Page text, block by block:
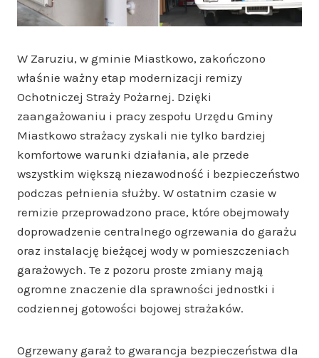
W Zaruziu, w gminie Miastkowo, zakończono
właśnie ważny etap modernizacji remizy
Ochotniczej Straży Pożarnej. Dzięki
zaangażowaniu i pracy zespołu Urzędu Gminy
Miastkowo strażacy zyskali nie tylko bardziej
komfortowe warunki działania, ale przede
wszystkim większą niezawodność i bezpieczeństwo
podczas pełnienia służby. W ostatnim czasie w
remizie przeprowadzono prace, które obejmowały
doprowadzenie centralnego ogrzewania do garażu
oraz instalację bieżącej wody w pomieszczeniach
garażowych. Te z pozoru proste zmiany mają
ogromne znaczenie dla sprawności jednostki i
codziennej gotowości bojowej strażaków.
Ogrzewany garaż to gwarancja bezpieczeństwa dla